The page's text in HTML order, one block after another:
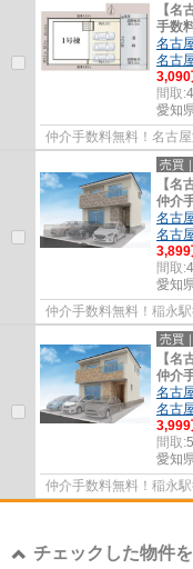
【名
手数
名古
名古
3,090
間取:
愛知
仲介手数料無料！名古
売買
【名
仲介
名古
名古
3,899
間取:
愛知
仲介手数料無料！稲永
売買
【名
仲介
名古
名古
3,999
間取:
愛知
仲介手数料無料！稲永
チェックした物件